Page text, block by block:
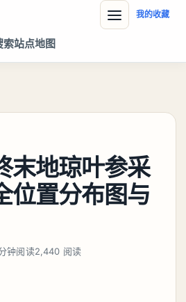
索站点地图
我的收藏
末地琼叶参采
位置分布图与
钟阅读2,440 阅读